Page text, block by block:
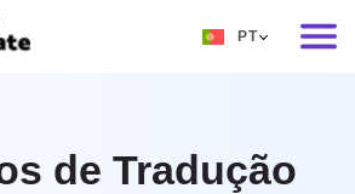
PT
DE
de Tradução